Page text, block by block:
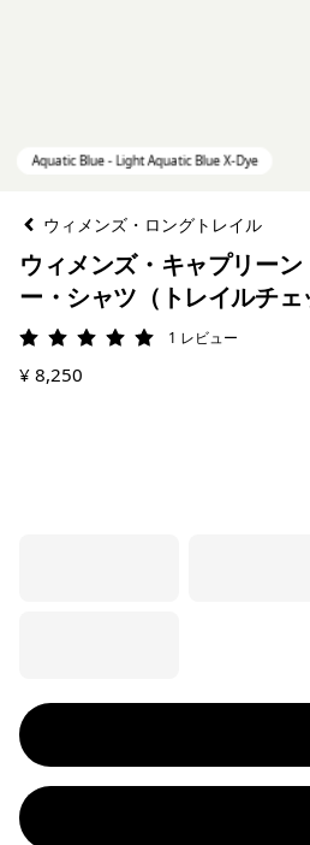
ウィメンズ・ロングトレイル
ウィメンズ・キャプリーン
ー・シャツ（トレイルチェ
評価: 5 / 5 1 レビュー
¥ 8,250